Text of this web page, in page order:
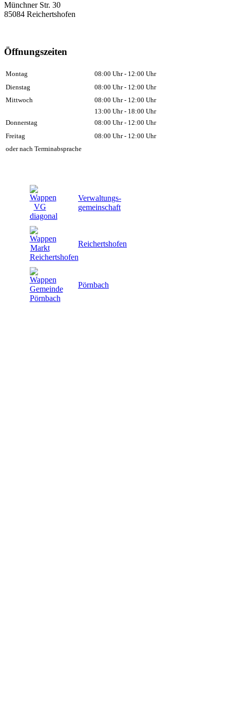
Münchner Str. 30
85084 Reichertshofen
Öffnungszeiten
Montag
08:00 Uhr - 12:00 Uhr
Dienstag
08:00 Uhr - 12:00 Uhr
Mittwoch
08:00 Uhr - 12:00 Uhr
13:00 Uhr - 18:00 Uhr
Donnerstag
08:00 Uhr - 12:00 Uhr
Freitag
08:00 Uhr - 12:00 Uhr
oder nach Terminabsprache
Verwaltungs-
gemeinschaft
Reichertshofen
Pörnbach